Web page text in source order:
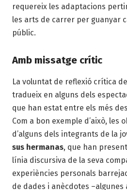
requereix les adaptacions
les arts de carrer per guanyar
públic.
Amb missatge crític
La voluntat de reflexió crítica
tradueix en alguns dels
que han estat entre els més
Com a bon exemple d’això, les
d’alguns dels integrants de la
sus hermanas, que han
línia discursiva de la seva
experiències personals
de dades i anècdotes –algunes